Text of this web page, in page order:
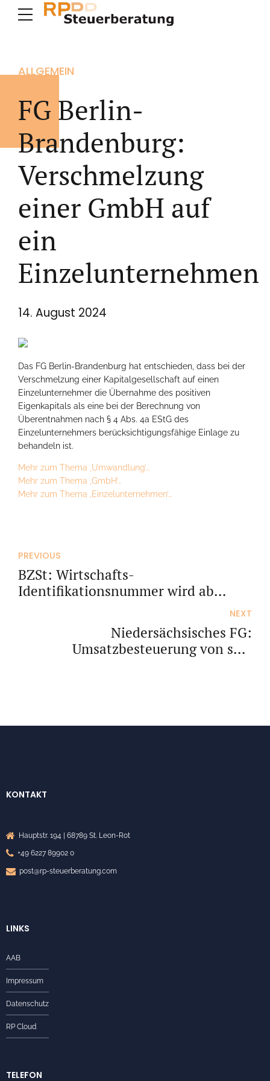
ALLGEMEIN
FG Berlin-
Brandenburg:
Verschmelzung
einer GmbH auf
ein
Einzelunternehmen
14. August 2024
Das FG Berlin-Brandenburg hat entschieden, dass bei der
Verschmelzung einer Kapitalgesellschaft auf einen
Einzelunternehmer die Übernahme des positiven
Eigenkapitals als eine bei der Berechnung von
Überentnahmen nach § 4 Abs. 4a EStG des
Einzelunternehmers berücksichtigungsfähige Einlage zu
behandeln ist.
Mehr zum Thema ‚Umwandlung’…
Mehr zum Thema ‚GmbH’…
Mehr zum Thema ‚Einzelunternehmen’…
PREVIOUS
BZSt: Wirtschafts-
Identifikationsnummer wird ab
NEXT
Niedersächsisches FG:
Umsatzbesteuerung von sog.
KONTAKT
Hauptstr. 194 | 68789 St. Leon-Rot
+49 6227 89902 0
post@rp-steuerberatung.com
LINKS
AAB
Impressum
Datenschutz
RP Cloud
TELEFON